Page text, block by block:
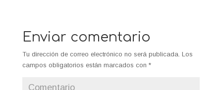
Enviar comentario
Tu dirección de correo electrónico no será publicada. Los
campos obligatorios están marcados con *